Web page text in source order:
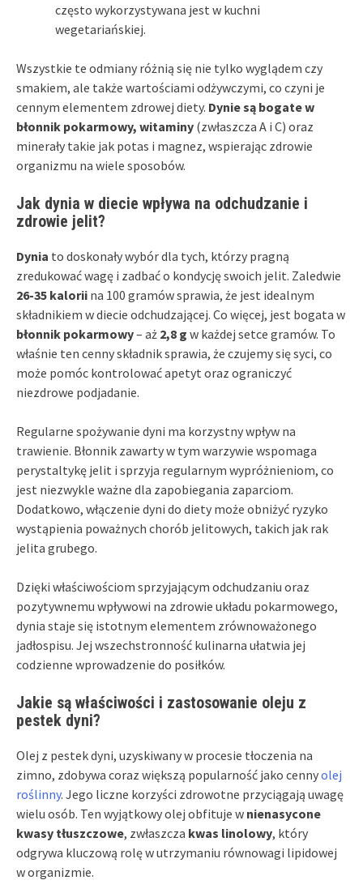
często wykorzystywana jest w kuchni
wegetariańskiej.
Wszystkie te odmiany różnią się nie tylko wyglądem czy
smakiem, ale także wartościami odżywczymi, co czyni je
cennym elementem zdrowej diety. Dynie są bogate w
błonnik pokarmowy, witaminy (zwłaszcza A i C) oraz
minerały takie jak potas i magnez, wspierając zdrowie
organizmu na wiele sposobów.
Jak dynia w diecie wpływa na odchudzanie i
zdrowie jelit?
Dynia to doskonały wybór dla tych, którzy pragną
zredukować wagę i zadbać o kondycję swoich jelit. Zaledwie
26-35 kalorii na 100 gramów sprawia, że jest idealnym
składnikiem w diecie odchudzającej. Co więcej, jest bogata w
błonnik pokarmowy– aż 2,8 g w każdej setce gramów. To
właśnie ten cenny składnik sprawia, że czujemy się syci, co
może pomóc kontrolować apetyt oraz ograniczyć
niezdrowe podjadanie.
Regularne spożywanie dyni ma korzystny wpływ na
trawienie. Błonnik zawarty w tym warzywie wspomaga
perystaltykę jelit i sprzyja regularnym wypróżnieniom, co
jest niezwykle ważne dla zapobiegania zaparciom.
Dodatkowo, włączenie dyni do diety może obniżyć ryzyko
wystąpienia poważnych chorób jelitowych, takich jak rak
jelita grubego.
Dzięki właściwościom sprzyjającym odchudzaniu oraz
pozytywnemu wpływowi na zdrowie układu pokarmowego,
dynia staje się istotnym elementem zrównoważonego
jadłospisu. Jej wszechstronność kulinarna ułatwia jej
codzienne wprowadzenie do posiłków.
Jakie są właściwości i zastosowanie oleju z
pestek dyni?
Olej z pestek dyni, uzyskiwany w procesie tłoczenia na
zimno, zdobywa coraz większą popularność jako cennyolej
roślinny. Jego liczne korzyści zdrowotne przyciągają uwagę
wielu osób. Ten wyjątkowy olej obfituje w nienasycone
kwasy tłuszczowe, zwłaszcza kwas linolowy, który
odgrywa kluczową rolę w utrzymaniu równowagi lipidowej
w organizmie.